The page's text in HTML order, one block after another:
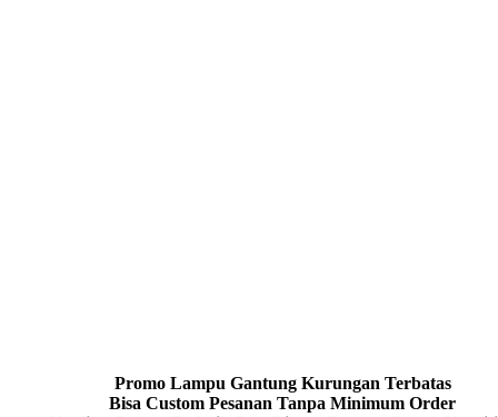
Promo Lampu Gantung Kurungan Terbatas
Bisa Custom Pesanan Tanpa Minimum Order